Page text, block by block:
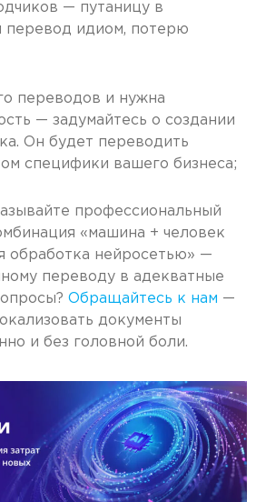
— путаницу в
перевод идиом, потерю
переводов и нужна
— задумайтесь о создании
Он будет переводить
специфики вашего бизнеса;
профессиональный
«машина + человек
обработка нейросетью» —
переводу в адекватные
Обращайтесь к нам —
документы
и без головной боли.